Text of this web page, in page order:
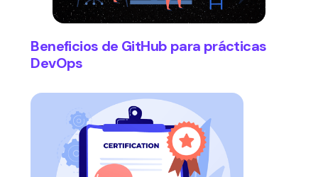
Beneficios de GitHub para prácticas
DevOps